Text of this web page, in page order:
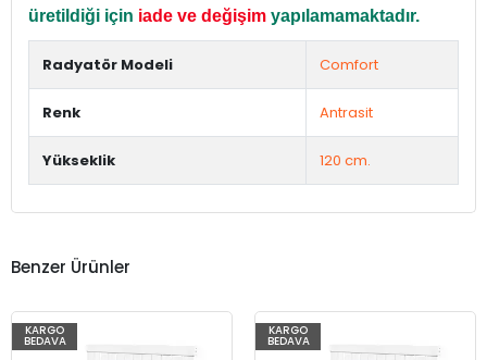
üretildiği için iade ve değişim yapılamamaktadır.
Radyatör Modeli Comfort
Renk Antrasit
Yükseklik 120 cm.
Benzer Ürünler
KARGO
BEDAVA
KARGO
BEDAVA